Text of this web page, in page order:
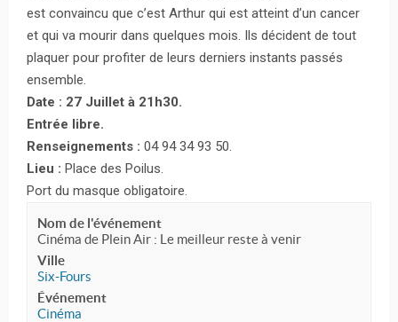
est convaincu que c’est Arthur qui est atteint d’un cancer
et qui va mourir dans quelques mois. Ils décident de tout
plaquer pour profiter de leurs derniers instants passés
ensemble.
Date : 27 Juillet à 21h30.
Entrée libre.
Renseignements : 04 94 34 93 50.
Lieu : Place des Poilus.
Port du masque obligatoire.
Nom de l'événement
Cinéma de Plein Air : Le meilleur reste à venir
Ville
Six-Fours
Événement
Cinéma